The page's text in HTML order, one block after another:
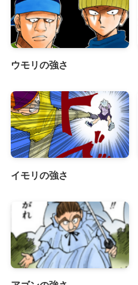
ウモリの強さ
イモリの強さ